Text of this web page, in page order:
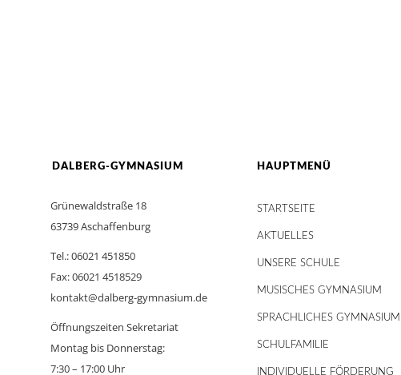
DALBERG-GYMNASIUM
Grünewaldstraße 18
63739 Aschaffenburg
Tel.: 06021 451850
Fax: 06021 4518529
kontakt@dalberg-gymnasium.de
Öffnungszeiten Sekretariat
Montag bis Donnerstag:
7:30 – 17:00 Uhr
HAUPTMENÜ
STARTSEITE
AKTUELLES
UNSERE SCHULE
MUSISCHES GYMNASIUM
SPRACHLICHES GYMNASIUM
SCHULFAMILIE
INDIVIDUELLE FÖRDERUNG